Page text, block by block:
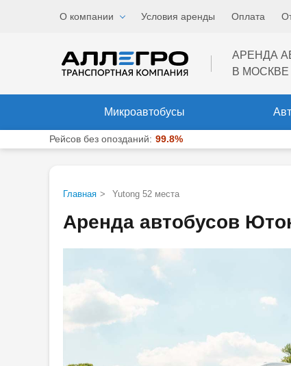
О компании Условия аренды Оплата
АРЕНДА
В МОСКВЕ
Микроавтобусы
Рейсов без опозданий: 99.8%
Меню Звоните , мы
Главная > Yutong 52 места
Аренда автобусов